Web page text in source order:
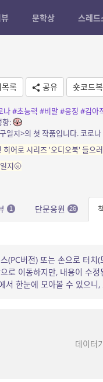
문학상 스레드
목록 공유 숏코드
나#초능력 #비말#응징 #김아
:
히어로 시리즈 '오디오북' 들으
지🌝
1 단문응원 26
(PC버전) 또는 손으로 터
로 이동하지만, 내용이 수
서 한눈에 모아볼 수 있으
데이터